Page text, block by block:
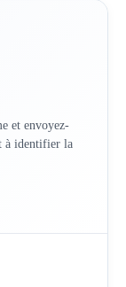
et envoyez-
à identifier la